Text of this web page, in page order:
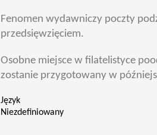
Fenomen wydawniczy poczty
przedsięwzięciem.
Osobne miejsce w filatelistyce
zostanie przygotowany w
Język
Niezdefiniowany